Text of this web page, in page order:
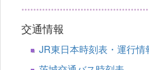
交通情報
JR東日本時刻表・運行情